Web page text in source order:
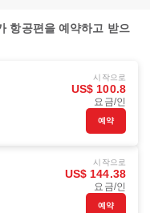
항공편을 예약하고 받으
시작으로
US$ 100.8
요금/인
예약
시작으로
US$ 144.38
요금/인
예약